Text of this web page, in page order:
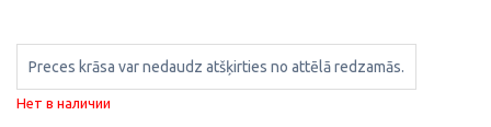
Preces krāsa var nedaudz atšķirties no attēlā redzamās.
Нет в наличии